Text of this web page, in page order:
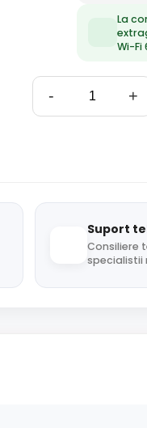
La
Wi-Fi
- +
Suport
Consiliere
specialistii